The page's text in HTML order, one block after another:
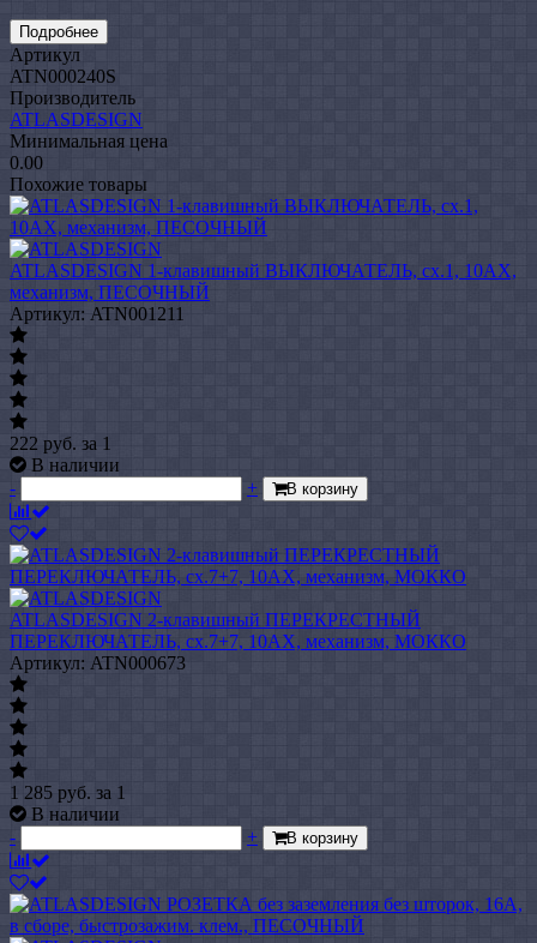
Подробнее
Артикул
ATN000240S
Производитель
ATLASDESIGN
Минимальная цена
0.00
Похожие товары
ATLASDESIGN 1-клавишный ВЫКЛЮЧАТЕЛЬ, сх.1, 10АХ,
механизм, ПЕСОЧНЫЙ
Артикул: ATN001211
222 руб. за 1
В наличии
-
+ В корзину
ATLASDESIGN 2-клавишный ПЕРЕКРЕСТНЫЙ
ПЕРЕКЛЮЧАТЕЛЬ, сх.7+7, 10АХ, механизм, МОККО
Артикул: ATN000673
1 285 руб. за 1
В наличии
-
+ В корзину